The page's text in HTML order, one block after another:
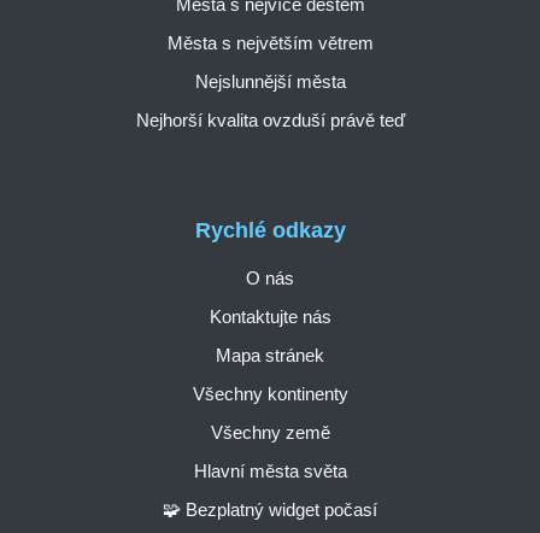
Rychlé odkazy
O nás
Kontaktujte nás
Mapa stránek
Všechny kontinenty
Všechny země
Hlavní města světa
🧩 Bezplatný widget počasí
Města s nejvíce deštěm
Města s největším větrem
Nejslunnější města
Nejhorší kvalita ovzduší právě teď